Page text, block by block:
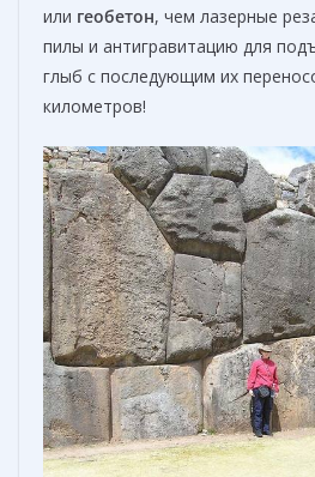
или геобетон, чем лазерные
пилы и антигравитацию для
глыб с последующим их
километров!